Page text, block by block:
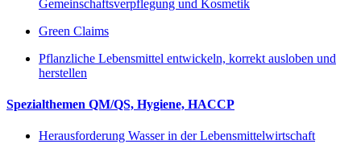
Gemeinschaftsverpflegung und Kosmetik
Green Claims
Pflanzliche Lebensmittel entwickeln, korrekt ausloben und
herstellen
Spezialthemen QM/QS, Hygiene, HACCP
Herausforderung Wasser in der Lebensmittelwirtschaft